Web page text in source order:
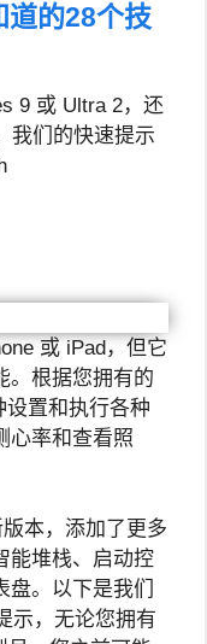
的28个技
9 或 Ultra 2，还
我们的快速提示
或 iPad，但它
。根据您拥有的
设置和执行各种
心率和查看照
本，添加了更多
能堆栈、启动控
。以下是我们
示，无论您拥有